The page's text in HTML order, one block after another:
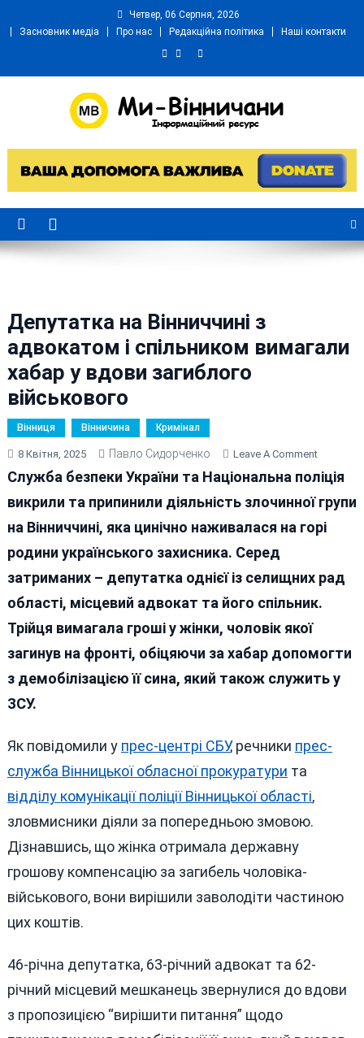
Четвер, 06 Серпня, 2026
Засновник медіа
Про нас Редакційна політика Наші контакти
Ми Вінничани
Депутатка на Вінниччині з
адвокатом і спільником вимагали
хабар у вдови загиблого
військового
Вінниця Вінничина Кримінал
8 Квітня, 2025 Павло Сидорченко Leave A CommentOn
З
Вимагали
Вдови
Служба безпеки України та Національна поліція
викрили та припинили діяльність злочинної групи
на Вінниччині, яка цинічно наживалася на горі
родини українського захисника. Серед
затриманих – депутатка однієї із селищних рад
області, місцевий адвокат та його спільник.
Трійця вимагала гроші у жінки, чоловік якої
загинув на фронті, обіцяючи за хабар допомогти
з демобілізацією її сина, який також служить у
ЗСУ.
Як повідомили у прес-центрі СБУ, речники прес-
служба Вінницької обласної прокуратури та
відділу комунікації поліції Вінницької області,
зловмисники діяли за попередньою змовою.
Дізнавшись, що жінка отримала державну
грошову компенсацію за загибель чоловіка-
військового, вони вирішили заволодіти частиною
цих коштів.
46-річна депутатка, 63-річний адвокат та 62-
річний місцевий мешканець звернулися до вдови
з пропозицією “вирішити питання” щодо